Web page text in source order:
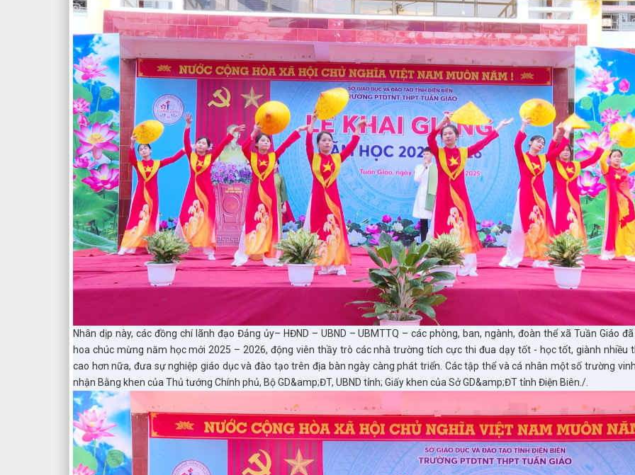
Nhân dịp này, các đồng chí lãnh đạo Đảng ủy– HĐND – UBND – UBMTTQ – các phòng, ban, ngành, đoàn thể xã Tuần Giáo
hoa chúc mừng năm học mới 2025 – 2026, động viên thầy trò các nhà trường tích cực thi đua dạy tốt - học tốt, giành nhiều
cao hơn nữa, đưa sự nghiệp giáo dục và đào tạo trên địa bàn ngày càng phát triển. Các tập thể và cá nhân một số trường
nhận Bằng khen của Thủ tướng Chính phủ, Bộ GD&amp;ĐT, UBND tỉnh; Giấy khen của Sở GD&amp;ĐT tỉnh Điện Biên./.